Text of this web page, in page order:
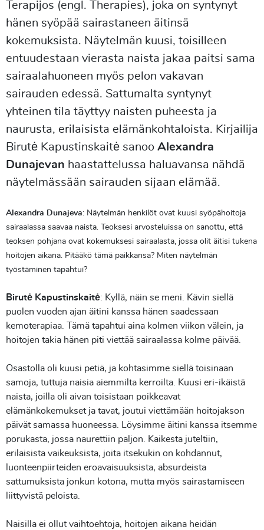
Terapijos (engl. Therapies), joka on syntynyt
hänen syöpää sairastaneen äitinsä
kokemuksista. Näytelmän kuusi, toisilleen
entuudestaan vierasta naista jakaa paitsi sama
sairaalahuoneen myös pelon vakavan
sairauden edessä. Sattumalta syntynyt
yhteinen tila täyttyy naisten puheesta ja
naurusta, erilaisista elämänkohtaloista. Kirjailija
Birutė Kapustinskaitė sanoo Alexandra
Dunajevan haastattelussa haluavansa nähdä
näytelmässään sairauden sijaan elämää.
Alexandra Dunajeva: Näytelmän henkilöt ovat kuusi syöpähoitoja
sairaalassa saavaa naista. Teoksesi arvosteluissa on sanottu, että
teoksen pohjana ovat kokemuksesi sairaalasta, jossa olit äitisi tukena
hoitojen aikana. Pitääkö tämä paikkansa? Miten näytelmän
työstäminen tapahtui?
Birutė Kapustinskaitė: Kyllä, näin se meni. Kävin siellä
puolen vuoden ajan äitini kanssa hänen saadessaan
kemoterapiaa. Tämä tapahtui aina kolmen viikon välein, ja
hoitojen takia hänen piti viettää sairaalassa kolme päivää.
Osastolla oli kuusi petiä, ja kohtasimme siellä toisinaan
samoja, tuttuja naisia aiemmilta kerroilta. Kuusi eri-ikäistä
naista, joilla oli aivan toisistaan poikkeavat
elämänkokemukset ja tavat, joutui viettämään hoitojakson
päivät samassa huoneessa. Löysimme äitini kanssa itsemme
porukasta, jossa naurettiin paljon. Kaikesta juteltiin,
erilaisista vaikeuksista, joita itsekukin on kohdannut,
luonteenpiirteiden eroavaisuuksista, absurdeista
sattumuksista jonkun kotona, mutta myös sairastamiseen
liittyvistä peloista.
Naisilla ei ollut vaihtoehtoja, hoitojen aikana heidän